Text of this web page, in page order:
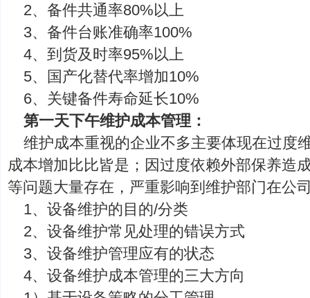
2、备件共通率80%以上
3、备件台账准确率100%
4、到货及时率95%以上
5、国产化替代率增加10%
6、关键备件寿命延长10%
第一天下午维护成本管理：
维护成本重视的企业不多主要体现在过度
成本增加比比皆是；因过度依赖外部保养造
等问题大量存在，严重影响到维护部门在公
1、设备维护的目的/分类
2、设备维护常见处理的错误方式
3、设备维护管理应有的状态
4、设备维护成本管理的三大方向